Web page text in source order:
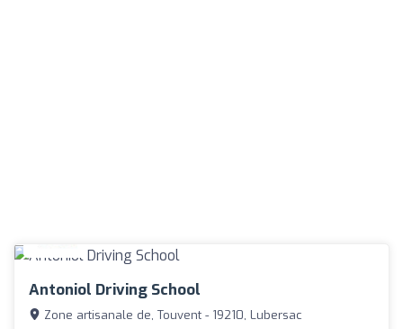
Antoniol Driving School
Zone artisanale de, Touvent - 19210, Lubersac